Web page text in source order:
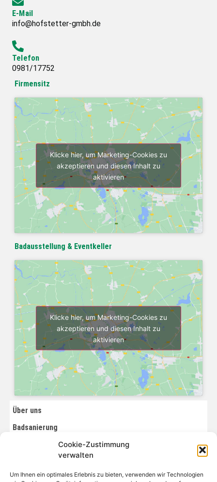
Cookie-Zustimmung
verwalten
Um Ihnen ein optimales Erlebnis zu bieten, verwenden wir Technologien
E-Mail
info@hofstetter-gmbh.de
Telefon
0981/17752
Firmensitz
Klicke hier, um Marketing-Cookies zu
akzeptieren und diesen Inhalt zu
aktivieren
Badausstellung & Eventkeller
Klicke hier, um Marketing-Cookies zu
akzeptieren und diesen Inhalt zu
aktivieren
Über uns
Badsanierung
Badaustellung
Wartung